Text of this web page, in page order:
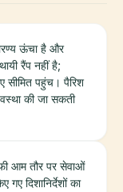
ऊंचा है और
रैंप नहीं है;
सीमित पहुंच। पैरिश
की जा सकती
आम तौर पर सेवाओं
दिशानिर्देशों का